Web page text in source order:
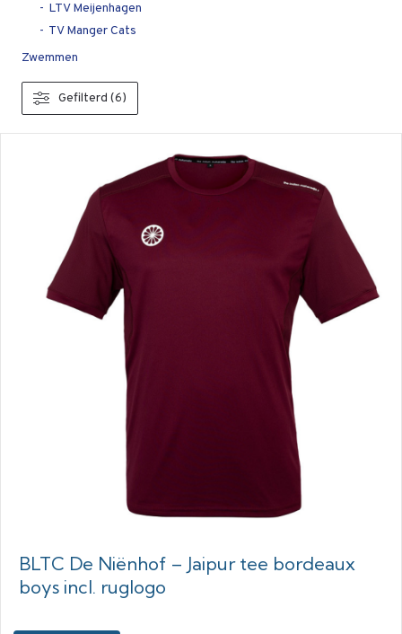
LTV Meijenhagen
TV Manger Cats
Zwemmen
Gefilterd (6)
BLTC De Niënhof – Jaipur tee bordeaux
boys incl. ruglogo